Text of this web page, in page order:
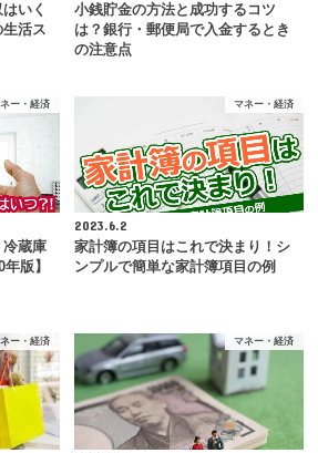
いく
活ス
小銭貯金の方法と成功するコツ
は？銀行・郵便局で入金するとき
の注意点
ー・経済
冷蔵庫
版】
マネー・経済
2023.6.2
家計簿の項目はこれで決まり！シ
ンプルで簡単な家計簿項目の例
ー・経済 マネー・経済